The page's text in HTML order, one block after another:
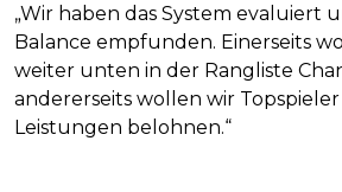
„Wir haben das System evaluiert
Balance empfunden. Einerseits
weiter unten in der Rangliste
andererseits wollen wir
Leistungen belohnen.“